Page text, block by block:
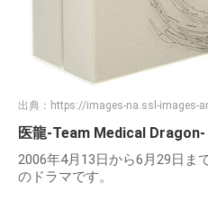
出典： https://images-na.ssl-images-
医龍-Team Medical Dragon-
2006年4月13日から6月29日ま
のドラマです。